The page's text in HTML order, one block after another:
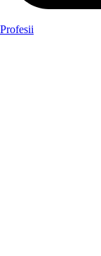
Profesii